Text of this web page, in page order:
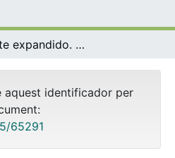
El videoarte expandido. Espacio de confluencia entre la Cinematografía y la Escultura.
aquest identificador per
65291